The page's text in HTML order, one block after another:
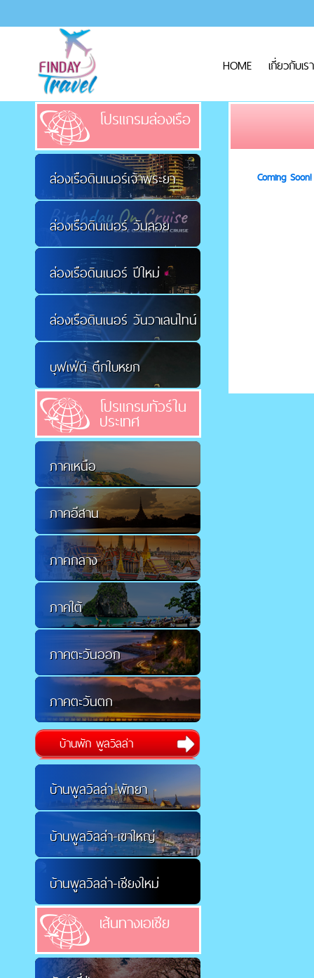
HOME เกี่ยวกับเรา
โปรแกรมล่องเรือ
ล่องเรือดินเนอร์เจ้าพระยา
ล่องเรือดินเนอร์ วันลอย
กระทง
ล่องเรือดินเนอร์ ปีใหม่
ล่องเรือดินเนอร์ วันวาเลนไทน์
บุฟเฟ่ต์ ตึกใบหยก
โปรแกรมทัวร์ใน
ประเทศ
ภาคเหนือ
ภาคอีสาน
ภาคกลาง
ภาคใต้
ภาคตะวันออก
ภาคตะวันตก
บ้านพัก พูลวิลล่า
บ้านพูลวิลล่า-พัทยา
บ้านพูลวิลล่า-เขาใหญ่
บ้านพูลวิลล่า-เชียงใหม่
เส้นทางเอเชีย
Coming Soon!